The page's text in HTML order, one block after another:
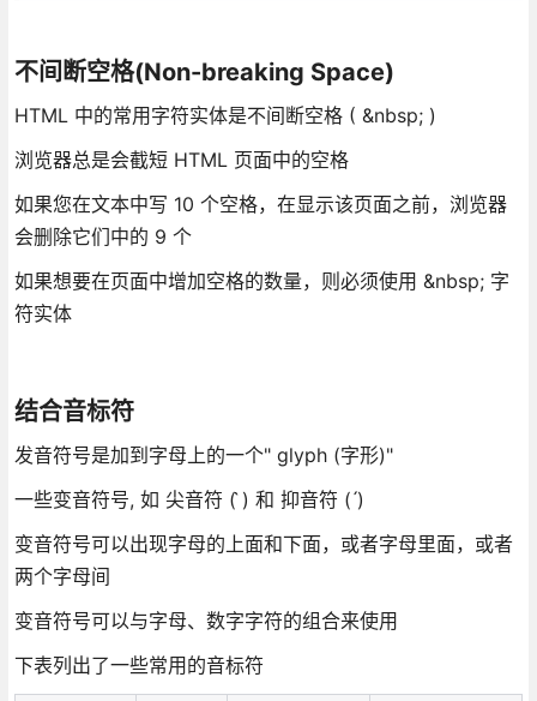
不间断空格(Non-breaking Space)
HTML 中的常用字符实体是不间断空格 ( &nbsp; )
浏览器总是会截短 HTML 页面中的空格
如果您在文本中写 10 个空格，在显示该页面之前，浏览器
会删除它们中的 9 个
如果想要在页面中增加空格的数量，则必须使用 &nbsp; 字
符实体
结合音标符
发音符号是加到字母上的一个" glyph (字形)"
一些变音符号, 如 尖音符 ( ̀) 和 抑音符 ( ́)
变音符号可以出现字母的上面和下面，或者字母里面，或者
两个字母间
变音符号可以与字母、数字字符的组合来使用
下表列出了一些常用的音标符